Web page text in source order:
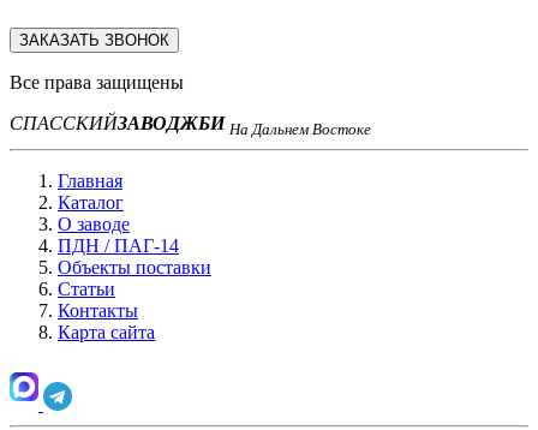
ЗАКАЗАТЬ ЗВОНОК
Все права защищены
СПАССКИЙЗАВОДЖБИ На Дальнем Востоке
Главная
Каталог
О заводе
ПДН / ПАГ-14
Объекты поставки
Статьи
Контакты
Карта сайта